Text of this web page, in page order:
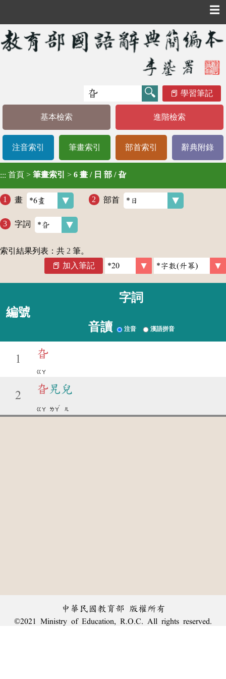
☰
學習筆記
基本檢索 進階檢索
注音索引 筆畫索引 部首索引 辭典附錄
::: 首頁 > 筆畫索引 > 6 畫 / 日 部 / 旮
畫 部首
字詞
索引結果列表：共 2 筆。
加入筆記
編號
字詞
音讀 注音 漢語拼音
1 旮
ㄍㄚ
2
旮 旯兒
ㄍㄚ ㄌㄚ
ˊ
ㄦ
中華民國教育部 版權所有
©2021 Ministry of Education, R.O.C. All rights reserved.